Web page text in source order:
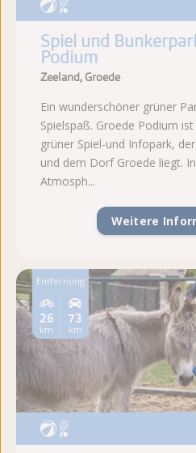
Spiel und
Podium
Zeeland, Groede
Ein wunderschöner grüner
Spielspaß. Groede Podium
grüner Spiel-und Infopark,
und dem Dorf Groede liegt.
Atmosph...
Weitere
Entfernung
73
km
26
km